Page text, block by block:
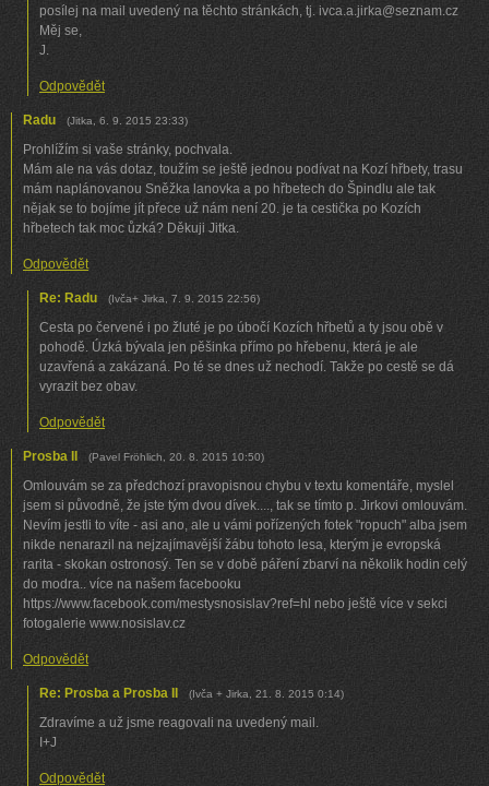
posílej na mail uvedený na těchto stránkách, tj. ivca.a.jirka@seznam.cz
Měj se,
J.
Odpovědět
Radu (Jitka 6. 9. 2015 23:33)
Prohlížím si vaše stránky, pochvala.
Mám ale na vás dotaz, toužím se ještě jednou podívat na Kozí hřbety, trasu
mám naplánovanou Sněžka lanovka a po hřbetech do Špindlu ale tak
nějak se to bojíme jít přece už nám není 20. je ta cestička po Kozích
hřbetech tak moc ůzká? Děkuji Jitka.
Odpovědět
Re: Radu (Ivča+ Jirka 7. 9. 2015 22:56)
Cesta po červené i po žluté je po úbočí Kozích hřbetů a ty jsou obě v
pohodě. Úzká bývala jen pěšinka přímo po hřebenu, která je ale
uzavřená a zakázaná. Po té se dnes už nechodí. Takže po cestě se dá
vyrazit bez obav.
Odpovědět
Prosba II (Pavel Fröhlich 20. 8. 2015 10:50)
Omlouvám se za předchozí pravopisnou chybu v textu komentáře, myslel
jsem si původně, že jste tým dvou dívek...., tak se tímto p. Jirkovi omlouvám.
Nevím jestli to víte - asi ano, ale u vámi pořízených fotek "ropuch" alba jsem
nikde nenarazil na nejzajímavější žábu tohoto lesa, kterým je evropská
rarita - skokan ostronosý. Ten se v době páření zbarví na několik hodin celý
do modra.. více na našem facebooku
https://www.facebook.com/mestysnosislav?ref=hl nebo ještě více v sekci
fotogalerie www.nosislav.cz
Odpovědět
Re: Prosba a Prosba II (Ivča + Jirka 21. 8. 2015 0:14)
Zdravíme a už jsme reagovali na uvedený mail.
I+J
Odpovědět